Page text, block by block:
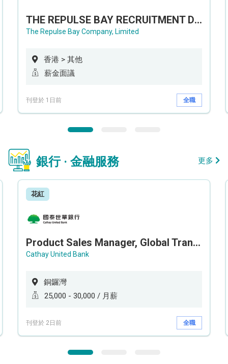
THE REPULSE BAY RECRUITMENT DAY 淺水灣影灣園人才招聘會
The Repulse Bay Company, Limited
香港 > 其他
薪金面議
刊登於 1日前 全職
銀行 · 金融服務 更多
花紅
Product Sales Manager, Global Transaction Service (GTS)
Cathay United Bank
銅鑼灣
25,000 - 30,000 / 月薪
刊登於 2日前 全職